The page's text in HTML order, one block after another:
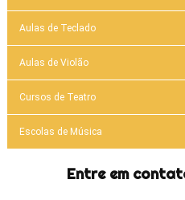
Aulas de Teclado
Aulas de Violão
Cursos de Teatro
Escolas de Música
Entre em